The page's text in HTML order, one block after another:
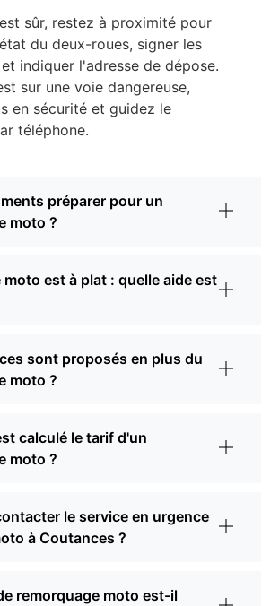
sûr, restez à proximité pour
du deux-roues, signer les
indiquer l'adresse de dépose.
sur une voie dangereuse,
en sécurité et guidez le
téléphone.
préparer pour un
moto ?
moto est à plat : quelle aide est
sont proposés en plus du
moto ?
calculé le tarif d'un
moto ?
le service en urgence
à Coutances ?
remorquage moto est-il